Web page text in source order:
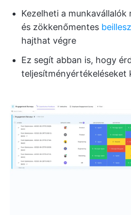
Kezelheti a
és zökkenőmentes
hajthat végre
Ez segít abban is, hogy
teljesítményértékeléseket